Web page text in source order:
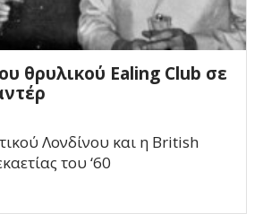
θρυλικού Ealing Club σε
Λονδίνου και η British
του ‘60